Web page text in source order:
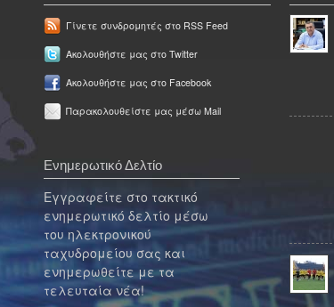
Γίνετε συνδρομητές στο RSS Feed
Ακολουθήστε μας στο Twitter
Ακολουθήστε μας στο Facebook
Παρακολουθείστε μας μέσω Mail
Ενημερωτικό Δελτίο
Εγγραφείτε στο τακτικό
ενημερωτικό δελτίο μέσω
του ηλεκτρονικού
ταχυδρομείου σας και
ενημερωθείτε με τα
τελευταία νέα!